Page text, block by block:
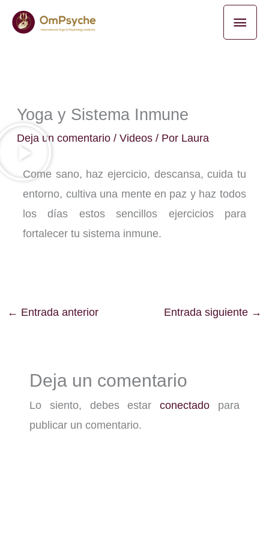
Yoga y Sistema Inmune
Deja un comentario /Videos / Por Laura
Come sano, haz ejercicio, descansa, cuida tu
entorno, cultiva una mente en paz y haz todos
los días estos sencillos ejercicios para
fortalecer tu sistema inmune.
← Entrada anterior Entrada siguiente →
Deja un comentario
Lo siento, debes estarconectado para
publicar un comentario.